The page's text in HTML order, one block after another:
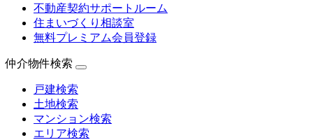
不動産契約サポートルーム
住まいづくり相談室
無料プレミアム会員登録
仲介物件検索
戸建検索
土地検索
マンション検索
エリア検索